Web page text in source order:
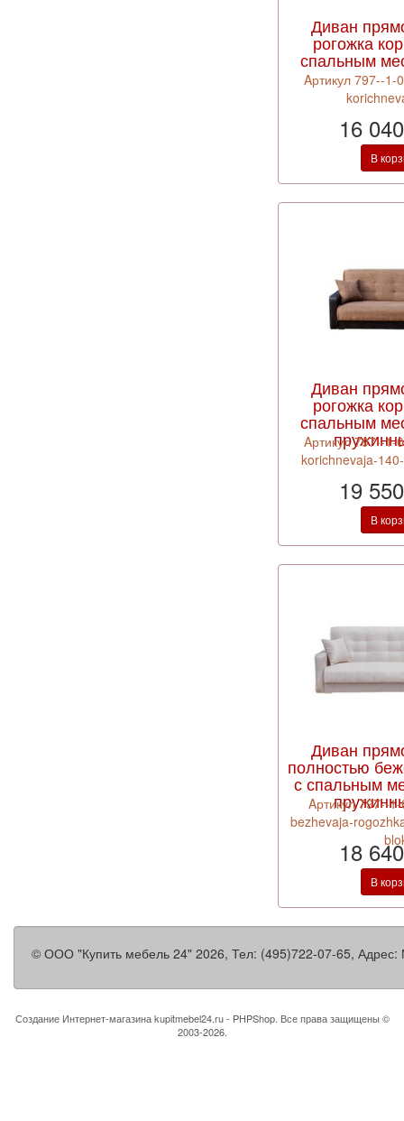
Диван
рогожка
спальным
Aртикул 797--1-
16
В
Диван
рогожка
спальным
Aртикул 797--1-
korichnevaja-
19
В
Диван
полностью
с спальным
Aртикул 797--
bezhevaja-
18
В
© ООО "Купить мебель 24" 2026, Тел: (495)722-07-65, Адрес:
Создание Интернет-магазинаkupitmebel24.ru - PHPShop. Все права защищены ©
2003-2026.